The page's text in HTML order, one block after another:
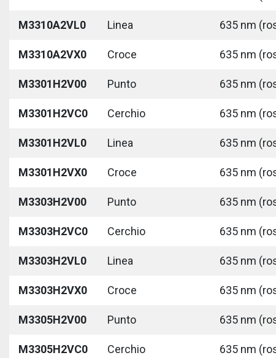
M3310A2VL0 Linea 635 nm
M3310A2VX0 Croce 635 nm
M3301H2V00 Punto 635 nm
M3301H2VC0 Cerchio 635 nm
M3301H2VL0 Linea 635 nm
M3301H2VX0 Croce 635 nm
M3303H2V00 Punto 635 nm
M3303H2VC0 Cerchio 635 nm
M3303H2VL0 Linea 635 nm
M3303H2VX0 Croce 635 nm
M3305H2V00 Punto 635 nm
M3305H2VC0 Cerchio 635 nm